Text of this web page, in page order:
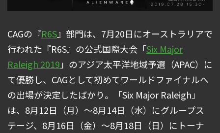
CAGの『R6S』部門は、7月20日にオーストラリアで
行われた『R6S』の公式国際大会「Six Major
Raleigh 2019 」のアジア太平洋地域予選（APAC）に
て優勝し、CAGとして初めてワールドファイナルへ
の出場が決定したばかり。「Six Major Raleigh」
は、8月12日（月）〜8月14日（水）にグループス
テージ、8月16日（金）〜8月18日（日）にトーナ